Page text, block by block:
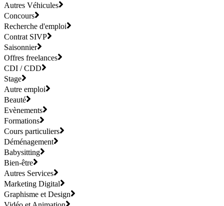
Autres Véhicules
Concours
Recherche d'emploi
Contrat SIVP
Saisonnier
Offres freelances
CDI / CDD
Stage
Autre emploi
Beauté
Evènements
Formations
Cours particuliers
Déménagement
Babysitting
Bien-être
Autres Services
Marketing Digital
Graphisme et Design